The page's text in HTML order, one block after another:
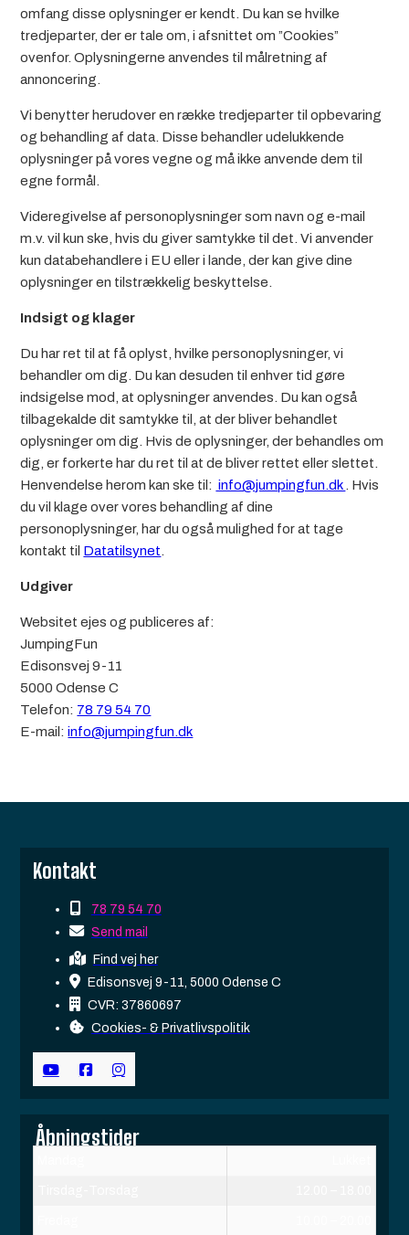
omfang disse oplysninger er kendt. Du kan se hvilke
tredjeparter, der er tale om, i afsnittet om ”Cookies”
ovenfor. Oplysningerne anvendes til målretning af
annoncering.
Vi benytter herudover en række tredjeparter til opbevaring
og behandling af data. Disse behandler udelukkende
oplysninger på vores vegne og må ikke anvende dem til
egne formål.
Videregivelse af personoplysninger som navn og e-mail
m.v. vil kun ske, hvis du giver samtykke til det. Vi anvender
kun databehandlere i EU eller i lande, der kan give dine
oplysninger en tilstrækkelig beskyttelse.
Indsigt og klager
Du har ret til at få oplyst, hvilke personoplysninger, vi
behandler om dig. Du kan desuden til enhver tid gøre
indsigelse mod, at oplysninger anvendes. Du kan også
tilbagekalde dit samtykke til, at der bliver behandlet
oplysninger om dig. Hvis de oplysninger, der behandles om
dig, er forkerte har du ret til at de bliver rettet eller slettet.
Henvendelse herom kan ske til: info@jumpingfun.dk
. Hvis
du vil klage over vores behandling af dine
personoplysninger, har du også mulighed for at tage
kontakt til Datatilsynet
Udgiver
Websitet ejes og publiceres af:
JumpingFun
Edisonsvej 9-11
5000 Odense C
Telefon: 78 79 54 70
E-mail:info@jumpingfun.dk
Kontakt
78 79 54 70
Send mail
Find vej her
Edisonsvej 9-11, 5000 Odense C
CVR: 37860697
Cookies- & Privatlivspolitik
Åbningstider